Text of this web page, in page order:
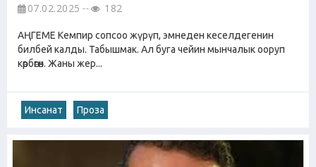
07.02.2025 182
АҢГЕМЕ Кемпир сопсоо жүрүп, эмнеден кеселдегенин
билбей калды. Табышмак. Ал буга чейин мынчалык ооруп
көрбөгөн. Жаны жер...
Инсанат Проза